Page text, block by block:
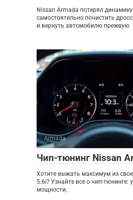
Nissan Armada потерял
самостоятельно почистить
и вернуть автомобилю прежвую
Armada
Чип-тюнинг Nissan
Хотите выжать максимум из
5.6i? Узнайте все о чип-тюнинге:
мощности,